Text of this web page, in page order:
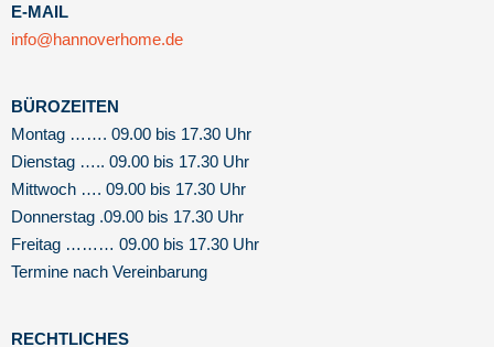
E-MAIL
info@hannoverhome.de
BÜROZEITEN
Montag ……. 09.00 bis 17.30 Uhr
Dienstag ….. 09.00 bis 17.30 Uhr
Mittwoch …. 09.00 bis 17.30 Uhr
Donnerstag .09.00 bis 17.30 Uhr
Freitag ……… 09.00 bis 17.30 Uhr
Termine nach Vereinbarung
RECHTLICHES